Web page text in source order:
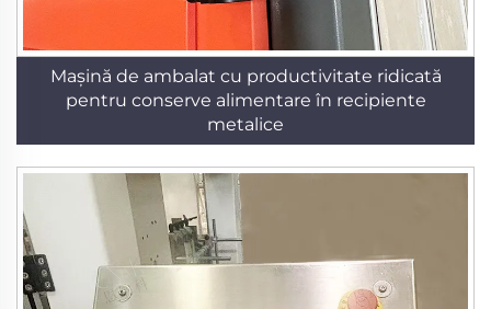
Mașină de ambalat cu productivitate ridicată
pentru conserve alimentare în recipiente
metalice